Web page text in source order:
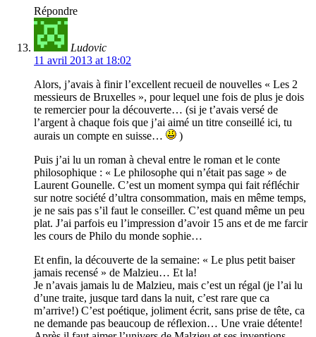
Répondre
Ludovic
11 avril 2013 at 18:02
Alors, j’avais à finir l’excellent recueil de nouvelles « Les 2
messieurs de Bruxelles », pour lequel une fois de plus je dois
te remercier pour la découverte… (si je t’avais versé de
l’argent à chaque fois que j’ai aimé un titre conseillé ici, tu
aurais un compte en suisse…
)
Puis j’ai lu un roman à cheval entre le roman et le conte
philosophique : « Le philosophe qui n’était pas sage » de
Laurent Gounelle. C’est un moment sympa qui fait réfléchir
sur notre société d’ultra consommation, mais en même temps,
je ne sais pas s’il faut le conseiller. C’est quand même un peu
plat. J’ai parfois eu l’impression d’avoir 15 ans et de me farcir
les cours de Philo du monde sophie…
Et enfin, la découverte de la semaine: « Le plus petit baiser
jamais recensé » de Malzieu… Et la!
Je n’avais jamais lu de Malzieu, mais c’est un régal (je l’ai lu
d’une traite, jusque tard dans la nuit, c’est rare que ca
m’arrive!) C’est poétique, joliment écrit, sans prise de tête, ca
ne demande pas beaucoup de réflexion… Une vraie détente!